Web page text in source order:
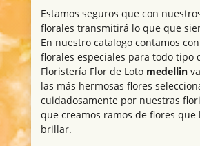
Estamos seguros que con
florales transmitirá lo que que
En nuestro catalogo contamos
florales especiales para todo tipo
Floristería Flor de Loto medellin
las más hermosas flores
cuidadosamente por nuestras
que creamos ramos de flores que
brillar.